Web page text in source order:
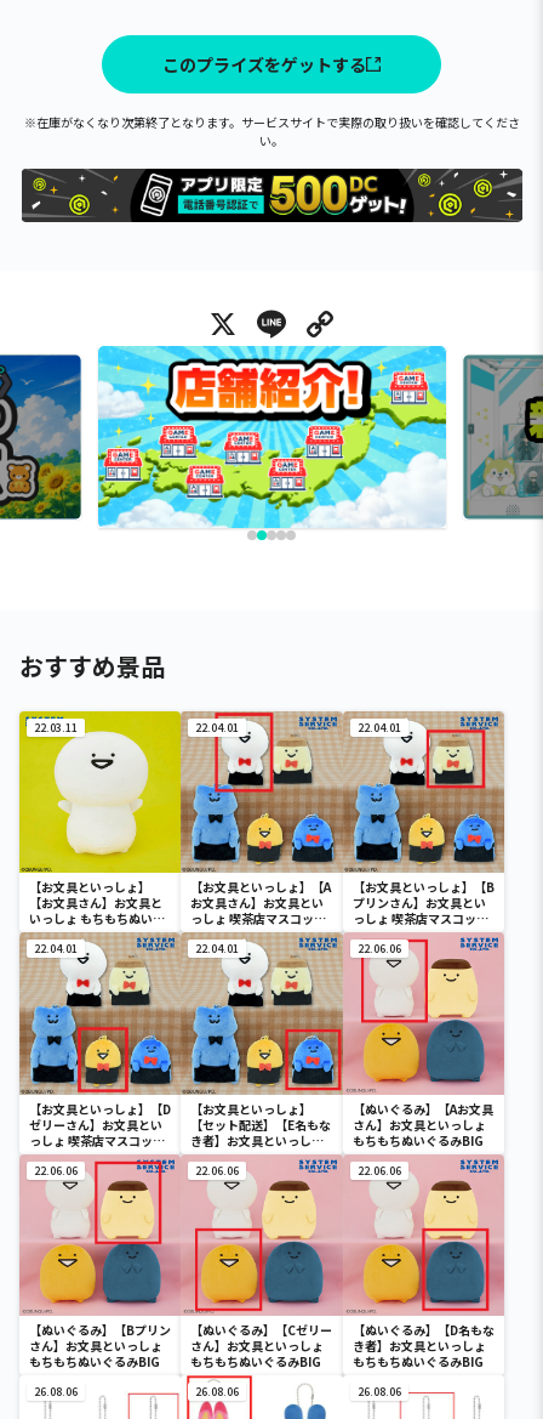
このプライズをゲットする
※在庫がなくなり次第終了となります。サービスサイトで実際の取り扱いを確認してくださ
い。
X Line
おすすめ景品
22.03.11
【お文具といっしょ】
【お文具さん】お文具と
いっしょ もちもちぬいぐ
るみXL プレミアム
22.04.01
【お文具といっしょ】【A
お文具さん】お文具とい
っしょ 喫茶店マスコット
キーチェーン
22.04.01
【お文具といっしょ】【B
プリンさん】お文具とい
っしょ 喫茶店マスコット
キーチェーン
22.04.01
【お文具といっしょ】【D
ゼリーさん】お文具とい
っしょ 喫茶店マスコット
キーチェーン
22.04.01
【お文具といっしょ】
【セット配送】【E名もな
き者】お文具といっしょ
喫茶店マスコットキーチ
ェーン
22.06.06
【ぬいぐるみ】【Aお文具
さん】お文具といっしょ
もちもちぬいぐるみBIG
22.06.06
【ぬいぐるみ】【Bプリン
さん】お文具といっしょ
もちもちぬいぐるみBIG
22.06.06
【ぬいぐるみ】【Cゼリー
さん】お文具といっしょ
もちもちぬいぐるみBIG
22.06.06
【ぬいぐるみ】【D名もな
き者】お文具といっしょ
もちもちぬいぐるみBIG
26.08.06 26.08.06 26.08.06